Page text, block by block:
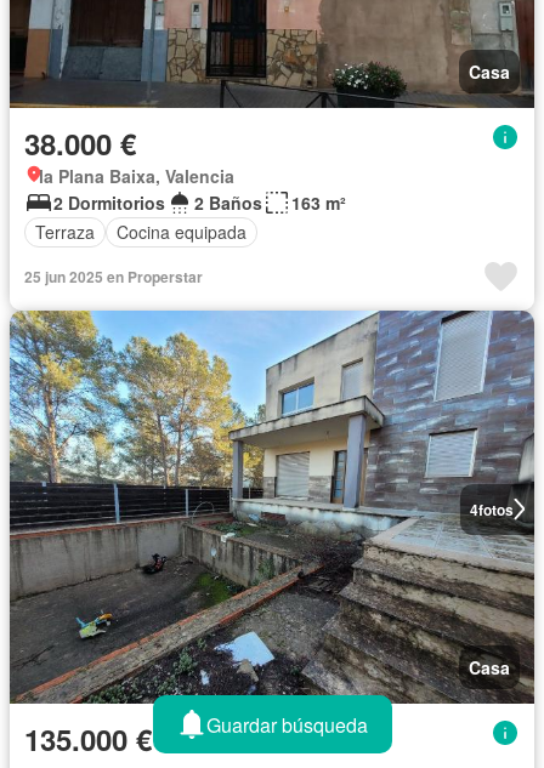
Casa
38.000 €
la Plana Baixa, Valencia
2 Dormitorios
2 Baños
163 m²
Terraza
Cocina equipada
25 jun 2025 en Properstar
4fotos
Casa
135.000 € Guardar búsqueda